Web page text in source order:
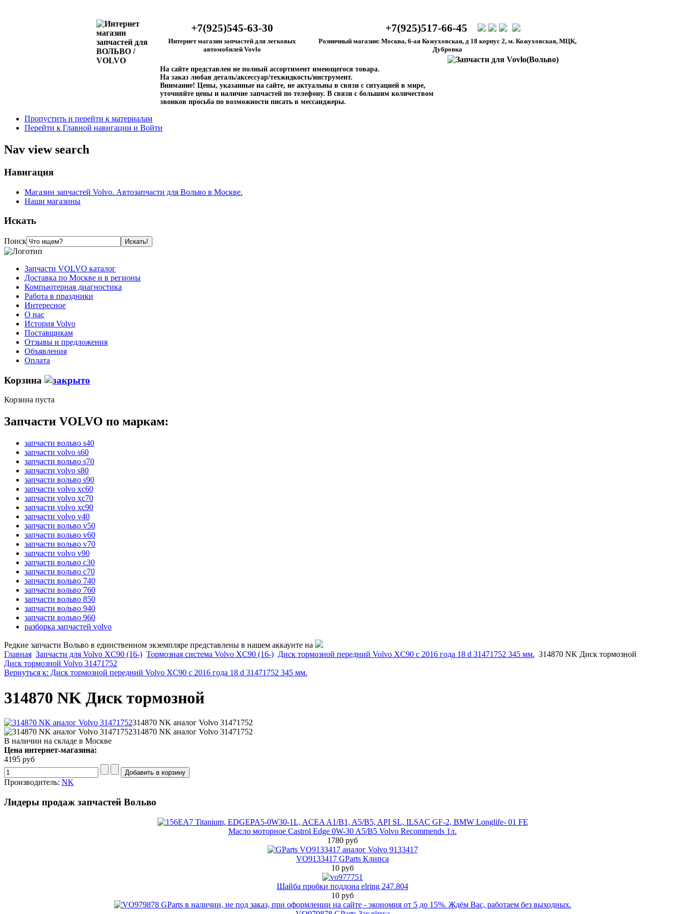
+7(925)545-63-30
Интернет магазин запчастей для легковых
автомобилей Vovlo
+7(925)517-66-45
Розничный магазин: Москва, 6-ая Кожуховская, д 18 корпус 2, м. Кожуховская, МЦК,
Дубровка
На сайте представлен не полный ассортимент имеющегося товара.
На заказ любая деталь/аксессуар/техжидкость/инструмент.
Внимание! Цены, указанные на сайте, не актуальны в связи с ситуацией в мире,
уточняйте цены и наличие запчастей по телефону. В связи с большим количеством
звонков просьба по возможности писать в мессанджеры.
Пропустить и перейти к материалам
Перейти к Главной навигации и Войти
Nav view search
Навигация
Магазин запчастей Volvo. Автозапчасти для Вольво в Москве.
Наши магазины
Искать
Поиск
Запчасти VOLVO каталог
Доставка по Москве и в регионы
Компьютерная диагностика
Работа в праздники
Интересное
О нас
История Volvo
Поставщикам
Отзывы и предложения
Объявления
Оплата
Корзина
Корзина пуста
Запчасти VOLVO по маркам:
запчасти вольво s40
запчасти volvo s60
запчасти вольво s70
запчасти volvo s80
запчасти вольво s90
запчасти volvo xc60
запчасти volvo xc70
запчасти volvo xc90
запчасти volvo v40
запчасти вольво v50
запчасти вольво v60
запчасти вольво v70
запчасти volvo v90
запчасти вольво c30
запчасти вольво c70
запчасти вольво 740
запчасти вольво 760
запчасти вольво 850
запчасти вольво 940
запчасти вольво 960
разборка запчастей volvo
Редкие запчасти Вольво в единственном экземпляре представлены в нашем аккаунте на
Главная Запчасти для Volvo XC90 (16-) Тормозная система Volvo XC90 (16-) Диск тормозной передний Volvo XC90 с 2016 года 18 d 31471752 345 мм. 314870 NK Диск тормозной
Диск тормозной Volvo 31471752
Вернуться к: Диск тормозной передний Volvo XC90 с 2016 года 18 d 31471752 345 мм.
314870 NK Диск тормозной
314870 NK аналог Volvo 31471752
314870 NK аналог Volvo 31471752
В наличии на складе в Москве
Цена интернет-магазина:
4195 руб
Производитель: NK
Лидеры продаж запчастей Вольво
Масло моторное Castrol Edge 0W-30 A5/B5 Volvo Recommends 1л.
1780 руб
VO9133417 GParts Клипса
10 руб
Шайба пробки поддона elring 247.804
10 руб